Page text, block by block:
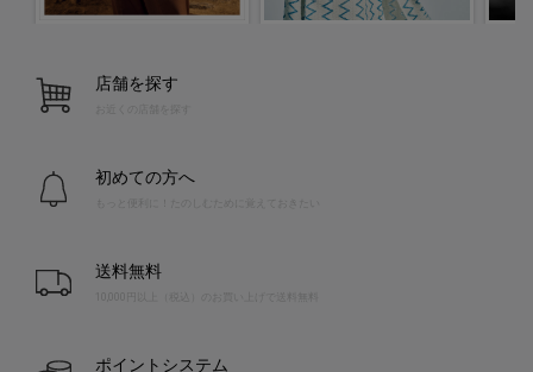
店舗を探す
お近くの店舗を探す
初めての方へ
送料無料
10,000円以上（税込）のお買い上げで送料無料
ポイントシステム